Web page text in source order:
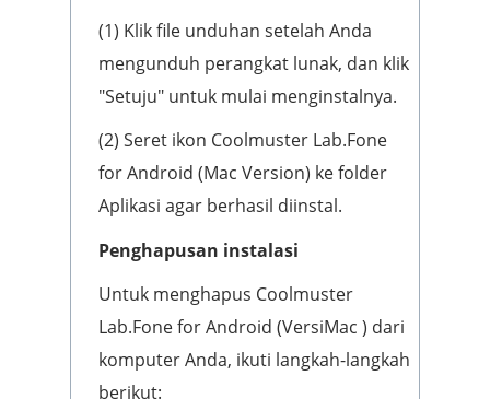
(1) Klik file unduhan setelah Anda
mengunduh perangkat lunak, dan klik
"Setuju" untuk mulai menginstalnya.
(2) Seret ikon Coolmuster Lab.Fone
for Android (Mac Version) ke folder
Aplikasi agar berhasil diinstal.
Penghapusan instalasi
Untuk menghapus Coolmuster
Lab.Fone for Android (VersiMac ) dari
komputer Anda, ikuti langkah-langkah
berikut: